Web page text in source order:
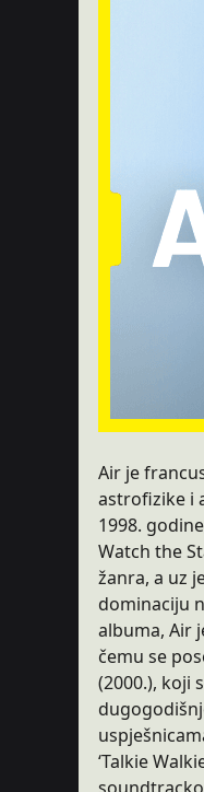
Air je
astrofizike i
1998.
Watch the
žanra, a uz
dominaciju
albuma, Air
čemu se
(2000.), koji
‘Talkie